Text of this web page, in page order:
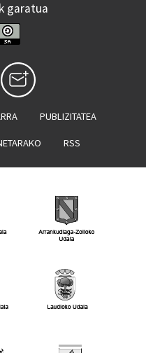
garatua
PUBLIZITATEA
RSS